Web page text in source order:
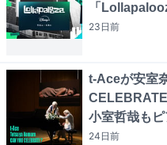
「
23日前
t-Aceが安室
小室哲哉も
24日前